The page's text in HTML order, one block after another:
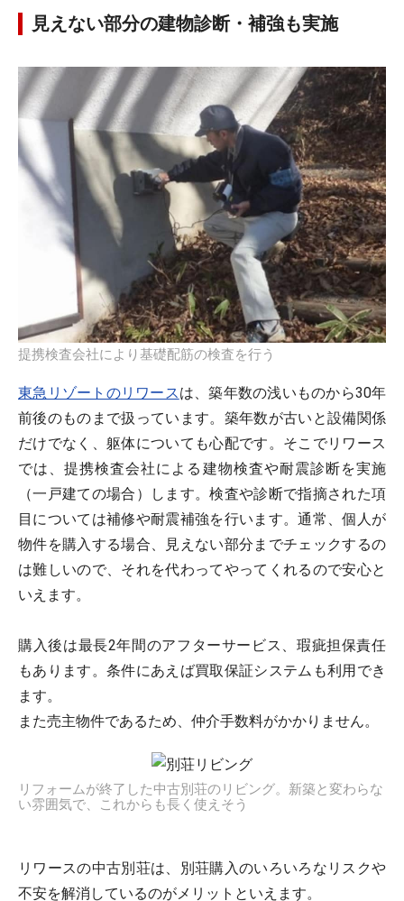
見えない部分の建物診断・補強も実施
提携検査会社により基礎配筋の検査を行う
東急リゾートのリワースは、築年数の浅いものから30年
前後のものまで扱っています。築年数が古いと設備関係
だけでなく、躯体についても心配です。そこでリワース
では、提携検査会社による建物検査や耐震診断を実施
（一戸建ての場合）します。検査や診断で指摘された項
目については補修や耐震補強を行います。通常、個人が
物件を購入する場合、見えない部分までチェックするの
は難しいので、それを代わってやってくれるので安心と
いえます。
購入後は最長2年間のアフターサービス、瑕疵担保責任
もあります。条件にあえば買取保証システムも利用でき
ます。
また売主物件であるため、仲介手数料がかかりません。
リフォームが終了した中古別荘のリビング。新築と変わらな
い雰囲気で、これからも長く使えそう
リワースの中古別荘は、別荘購入のいろいろなリスクや
不安を解消しているのがメリットといえます。